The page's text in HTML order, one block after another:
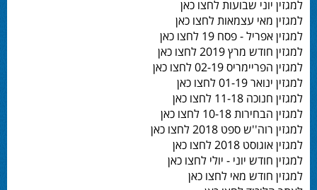
למגזין יוני שבועות לחצו כאן
למגזין מאי עצמאות לחצו כאן
למגזין אפריל - פסח 19 לחצו כאן
למגזין חודש מרץ 2019 לחצו כאן
למגזין הפריימריס 02-19 לחצו כאן
למגזין ינואר 01-19 לחצו כאן
למגזין חנוכה 11-18 לחצו כאן
למגזין הבחירות 10-18 לחצו כאן
למגזין רוה''ש ספט 2018 לחצו כאן
למגזין אוגוסט 2018 לחצו כאן
למגזין חודש יוני - יולי לחצו כאן
למגזין חודש מאי לחצו כאן